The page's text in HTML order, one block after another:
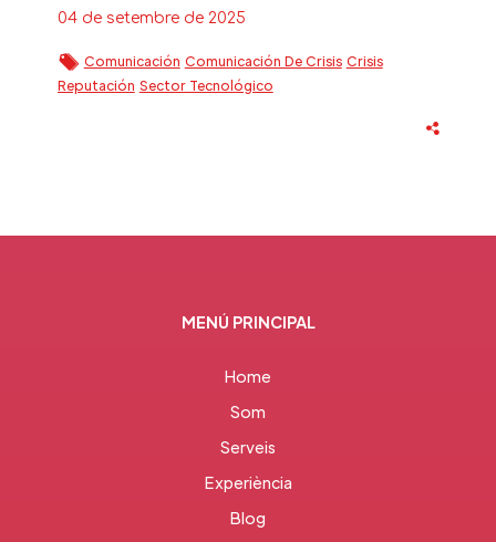
04 de setembre de 2025
Comunicación Comunicación De Crisis Crisis
Reputación Sector Tecnológico
MENÚ PRINCIPAL
Home
Som
Serveis
Experiència
Blog